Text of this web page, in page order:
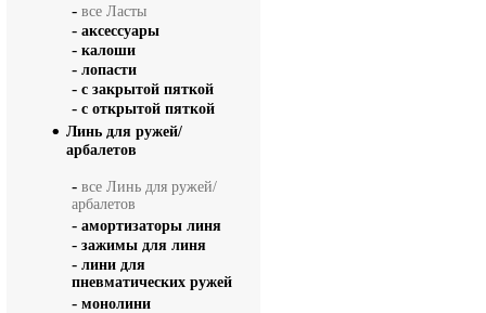
- все Ласты
- аксессуары
- калоши
- лопасти
- с закрытой пяткой
- с открытой пяткой
Линь для ружей/
арбалетов
- все Линь для ружей/
арбалетов
- амортизаторы линя
- зажимы для линя
- лини для
пневматических ружей
- монолини